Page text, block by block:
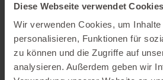
Diese Webseite verwendet Cookies
Wir verwenden Cookies, um
personalisieren, Funktionen für
zu können und die Zugriffe auf
analysieren. Außerdem geben wir
150,00
€